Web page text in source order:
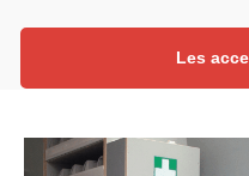
Les
Continuer